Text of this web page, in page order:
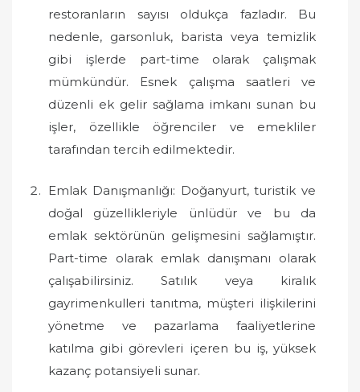
restoranların sayısı oldukça fazladır. Bu
nedenle, garsonluk, barista veya temizlik
gibi işlerde part-time olarak çalışmak
mümkündür. Esnek çalışma saatleri ve
düzenli ek gelir sağlama imkanı sunan bu
işler, özellikle öğrenciler ve emekliler
tarafından tercih edilmektedir.
Emlak Danışmanlığı: Doğanyurt, turistik ve
doğal güzellikleriyle ünlüdür ve bu da
emlak sektörünün gelişmesini sağlamıştır.
Part-time olarak emlak danışmanı olarak
çalışabilirsiniz. Satılık veya kiralık
gayrimenkulleri tanıtma, müşteri ilişkilerini
yönetme ve pazarlama faaliyetlerine
katılma gibi görevleri içeren bu iş, yüksek
kazanç potansiyeli sunar.